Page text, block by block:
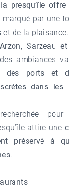
presqu’île
marqué par une
de la plaisance.
Sarzeau et
ambiances
des ports et
dans les
recherchée
attire une
préservé à
.